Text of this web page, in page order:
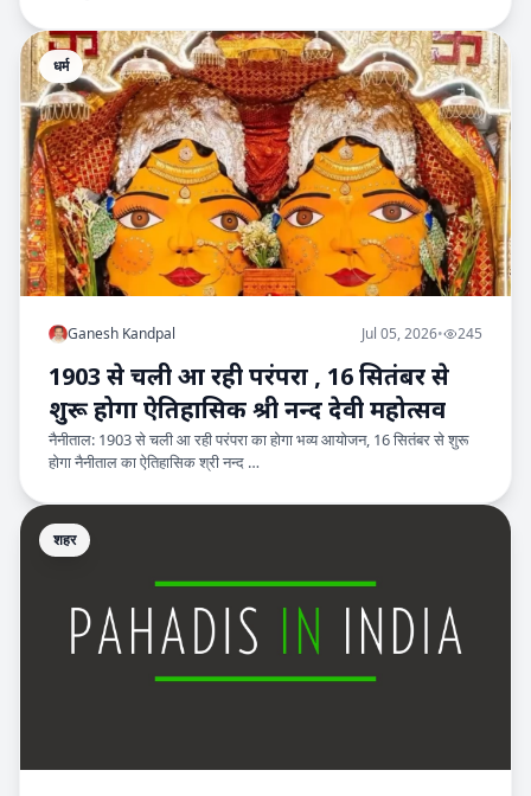
धर्म
Ganesh Kandpal Jul 05, 2026• 245
1903 से चली आ रही परंपरा , 16 सितंबर से
शुरू होगा ऐतिहासिक श्री नन्द देवी महोत्सव
नैनीताल: 1903 से चली आ रही परंपरा का होगा भव्य आयोजन, 16 सितंबर से शुरू
होगा नैनीताल का ऐतिहासिक श्री नन्द …
शहर